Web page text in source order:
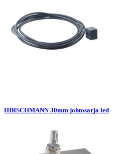
HIRSCHMANN 30mm johtosarja led